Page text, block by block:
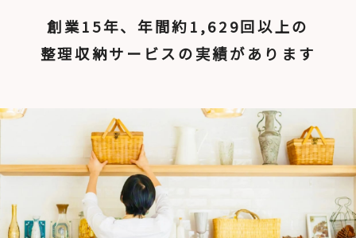
創業15年、年間約1,629回以上の
整理収納サービスの実績があります